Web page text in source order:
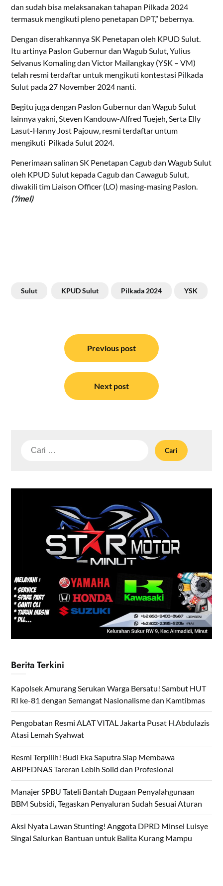
dan sudah bisa melaksanakan tahapan Pilkada 2024
termasuk mengikuti pleno penetapan DPT,” bebernya.
Dengan diserahkannya SK Penetapan oleh KPUD Sulut.
Itu artinya Paslon Gubernur dan Wagub Sulut, Yulius
Selvanus Komaling dan Victor Mailangkay (YSK – VM)
telah resmi terdaftar untuk mengikuti kontestasi Pilkada
Sulut pada 27 November 2024 nanti.
Begitu juga dengan Paslon Gubernur dan Wagub Sulut
lainnya yakni, Steven Kandouw-Alfred Tuejeh, Serta Elly
Lasut-Hanny Jost Pajouw, resmi terdaftar untum
mengikuti Pilkada Sulut 2024.
Penerimaan salinan SK Penetapan Cagub dan Wagub Sulut
oleh KPUD Sulut kepada Cagub dan Cawagub Sulut,
diwakili tim Liaison Officer (LO) masing-masing Paslon.
(*/mel)
Sulut KPUD Sulut Pilkada 2024 YSK
Previous post
Next post
Cari
Berita Terkini
Kapolsek Amurang Serukan Warga Bersatu! Sambut HUT
RI ke-81 dengan Semangat Nasionalisme dan Kamtibmas
Pengobatan Resmi ALAT VITAL Jakarta Pusat H.Abdulazis
Atasi Lemah Syahwat
Resmi Terpilih! Budi Eka Saputra Siap Membawa
ABPEDNAS Tareran Lebih Solid dan Profesional
Manajer SPBU Tateli Bantah Dugaan Penyalahgunaan
BBM Subsidi, Tegaskan Penyaluran Sudah Sesuai Aturan
Aksi Nyata Lawan Stunting! Anggota DPRD Minsel Luisye
Singal Salurkan Bantuan untuk Balita Kurang Mampu